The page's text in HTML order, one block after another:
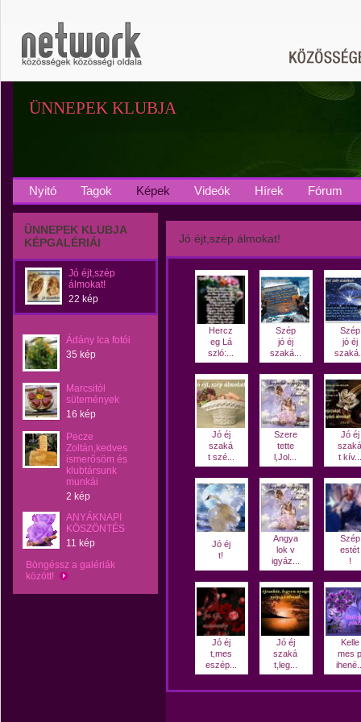
ÜNNEPEK KLUBJA
Nyitó Tagok Képek Videók Hírek Fórum
ÜNNEPEK KLUBJA
KÉPGALÉRIÁI
Jó éjt,szép
álmokat!
22 kép
Ádány Ica fotói
35 kép
Marcsitól
sütemények
16 kép
Pecze
Zoltán,kedves
ismerősöm és
klubtársunk
munkái
2 kép
ANYÁKNAPI
KÖSZÖNTÉS
11 kép
Böngéssz a galériák
között!
Jó éjt,szép álmokat!
Hercz
eg Lá
szló:...
Szép
jó éj
szaká...
Szép
jó éj
Jó éj
szaká
t szé...
Szere
tette
l,Jol...
Jó éj
szaká
t kív...
Jó éj
t!
Angya
lok v
igyáz...
Szép
estét
!
Jó éj
t,mes
eszép...
Jó éj
szaká
t,leg...
Kelle
mes p